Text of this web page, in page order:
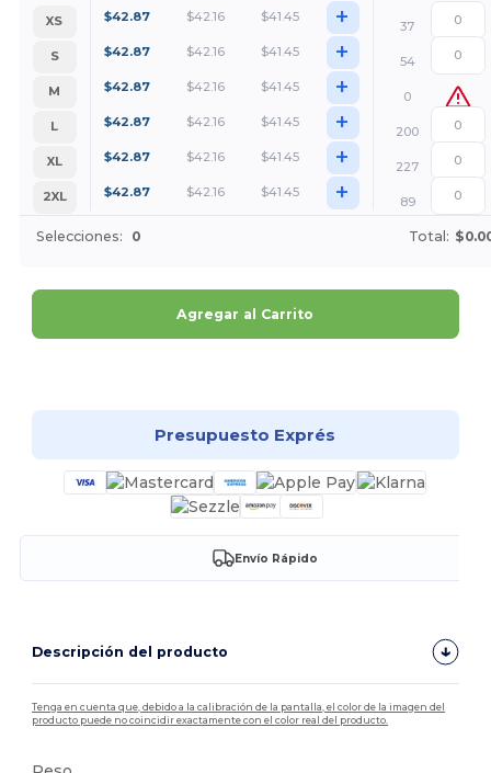
XS $42.87 $42.16 $41.45 +
37
S
$42.87 $42.16 $41.45 +
54
M
$42.87 $42.16 $41.45 +
0
L
$42.87 $42.16 $41.45 +
200
XL
$42.87 $42.16 $41.45 +
227
2XL
$42.87 $42.16 $41.45 + 89
Selecciones: 0 Total:
Agregar al Carrito
Presupuesto Exprés
Envío Rápido
Descripción del producto
Tenga en cuenta que, debido a la calibración de la pantalla, el color de la imagen del
producto puede no coincidir exactamente con el color real del producto.